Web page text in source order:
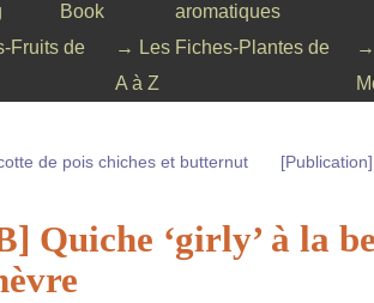
Book
aromatiques
Fruits de
→ Les Fiches-Plantes de
A à Z
→
de pois chiches et butternut
Quiche ‘girly’ à la